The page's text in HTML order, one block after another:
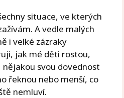
situace, ve kterých
A vedle malých
i velké zázraky
jak mé děti rostou,
nějakou svou dovednost
řeknou nebo menší, co
nemluví.